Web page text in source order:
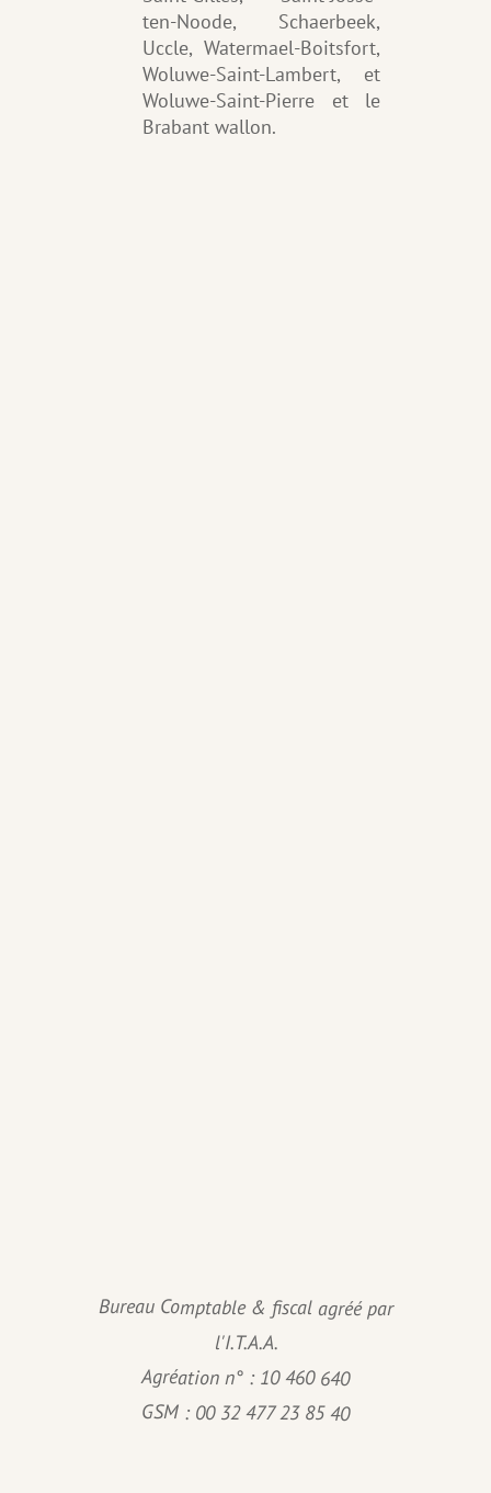
Bureau Comptable & fiscal agréé par
l'I.T.A.A.
Agréation n° : 10 460 640
GSM : 00 32 477 23 85 40
ten-Noode, Schaerbeek,
Uccle, Watermael-Boitsfort,
Woluwe-Saint-Lambert, et
Woluwe-Saint-Pierre et le
Brabant wallon.